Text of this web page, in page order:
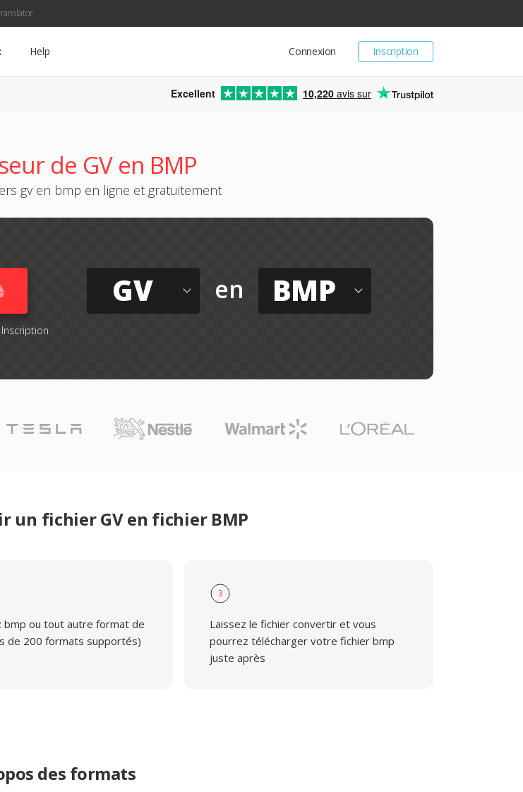
Inscription
Connexion
Help
Excellent 10,220 avis sur
de GV en BMP
gv en bmp en ligne et gratuitement
Inscription
GV en BMP
un fichier GV en fichier BMP
bmp ou tout autre format de
de 200 formats supportés)
3
Laissez le fichier convertir et vous
pourrez télécharger votre fichier bmp
juste après
des formats